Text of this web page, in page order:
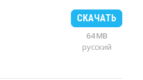
СКАЧАТЬ
64 MB
русский